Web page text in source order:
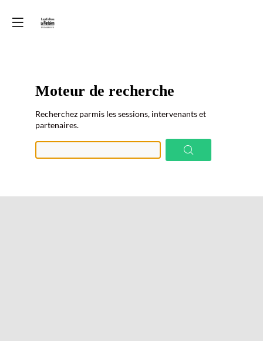
Moteur de recherche
Recherchez parmis les sessions, intervenants et
partenaires.